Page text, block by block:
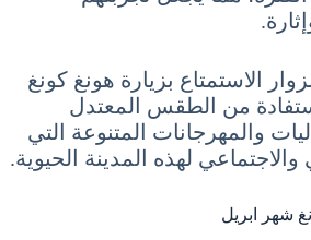
الاستمتاع بزيارة هونغ كونغ
من الطقس المعتدل
والمهرجانات المتنوعة التي
لهذه المدينة الحيوية.
شهر ابريل